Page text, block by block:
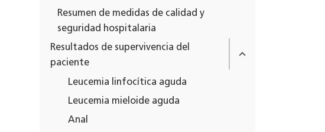
Resumen de medidas de calidad y
seguridad hospitalaria
Resultados de supervivencia del
paciente
Leucemia linfocítica aguda
Leucemia mieloide aguda
Anal